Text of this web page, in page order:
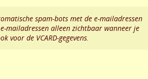
spam-bots met de e-mailadressen
mailadressen alleen zichtbaar wanneer je
voor de VCARD-gegevens.